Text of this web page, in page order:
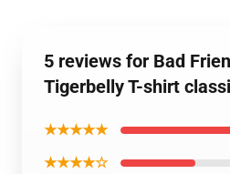
5 reviews for Bad
Tigerbelly T-shirt
★★★★★
★★★★☆